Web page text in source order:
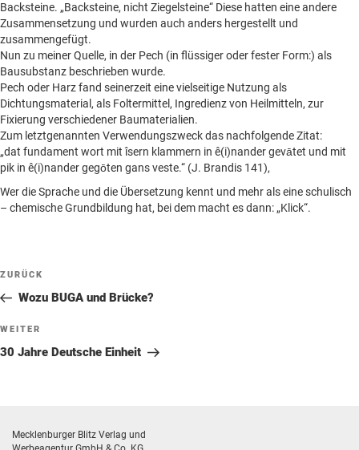
Backsteine. „Backsteine, nicht Ziegelsteine“ Diese hatten eine andere
Zusammensetzung und wurden auch anders hergestellt und
zusammengefügt.
Nun zu meiner Quelle, in der Pech (in flüssiger oder fester Form:) als
Bausubstanz beschrieben wurde.
Pech oder Harz fand seinerzeit eine vielseitige Nutzung als
Dichtungsmaterial, als Foltermittel, Ingredienz von Heilmitteln, zur
Fixierung verschiedener Baumaterialien.
Zum letztgenannten Verwendungszweck das nachfolgende Zitat:
„dat fundament wort mit îsern klammern in ê(i)nander gevātet und mit
pik in ê(i)nander gegōten gans veste.“ (J. Brandis 141),
Wer die Sprache und die Übersetzung kennt und mehr als eine schulisch
– chemische Grundbildung hat, bei dem macht es dann: „Klick“.
Beitragsnavigation
Vorheriger
Beitrag
ZURÜCK
Wozu BUGA und Brücke?
Nächster
Beitrag
WEITER
30 Jahre Deutsche Einheit
Mecklenburger Blitz Verlag und